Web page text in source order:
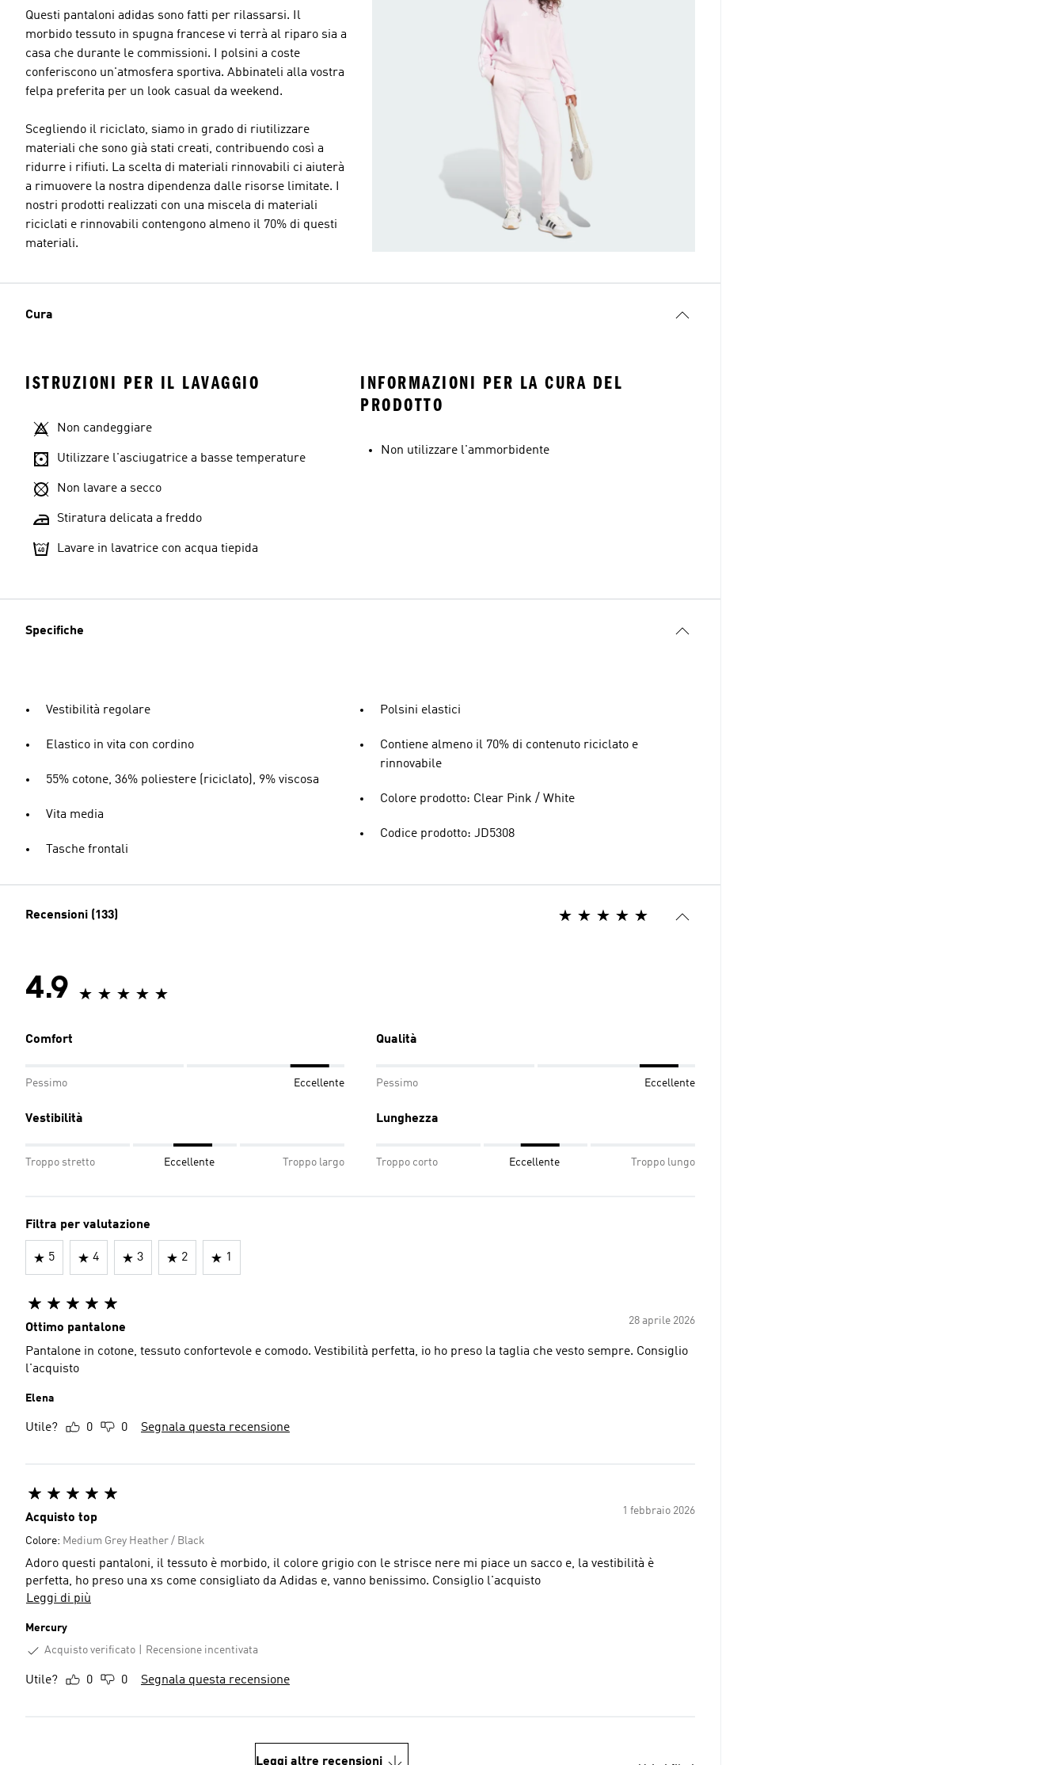
Questi pantaloni adidas sono fatti per rilassarsi. Il
morbido tessuto in spugna francese vi terrà al riparo sia a
casa che durante le commissioni. I polsini a coste
conferiscono un'atmosfera sportiva. Abbinateli alla vostra
felpa preferita per un look casual da weekend.
Scegliendo il riciclato, siamo in grado di riutilizzare
materiali che sono già stati creati, contribuendo così a
ridurre i rifiuti. La scelta di materiali rinnovabili ci aiuterà
a rimuovere la nostra dipendenza dalle risorse limitate. I
nostri prodotti realizzati con una miscela di materiali
riciclati e rinnovabili contengono almeno il 70% di questi
materiali.
Cura
ISTRUZIONI PER IL LAVAGGIO
Non candeggiare
Utilizzare l'asciugatrice a basse temperature
Non lavare a secco
Stiratura delicata a freddo
Lavare in lavatrice con acqua tiepida
INFORMAZIONI PER LA CURA DEL
PRODOTTO
Non utilizzare l'ammorbidente
Specifiche
Vestibilità regolare
Elastico in vita con cordino
55% cotone, 36% poliestere (riciclato), 9% viscosa
Vita media
Tasche frontali
Polsini elastici
Contiene almeno il 70% di contenuto riciclato e
rinnovabile
Colore prodotto: Clear Pink / White
Codice prodotto: JD5308
Recensioni (133)
4.9
Comfort
Pessimo Eccellente
Qualità
Pessimo Eccellente
Vestibilità
Troppo stretto Eccellente Troppo largo
Lunghezza
Troppo corto Eccellente Troppo lungo
Filtra per valutazione
5 4 3 2 1
28 aprile 2026
Ottimo pantalone
Pantalone in cotone, tessuto confortevole e comodo. Vestibilità perfetta, io ho preso la taglia che vesto sempre. Consiglio
l'acquisto
Elena
Utile? 0 0 Segnala questa recensione
1 febbraio 2026
Acquisto top
Colore: Medium Grey Heather / Black
Adoro questi pantaloni, il tessuto è morbido, il colore grigio con le strisce nere mi piace un sacco e, la vestibilità è
perfetta, ho preso una xs come consigliato da Adidas e, vanno benissimo. Consiglio l'acquisto
Leggi di più
Mercury
Acquisto verificato
Recensione incentivata
Utile? 0 0 Segnala questa recensione
Leggi altre recensioni